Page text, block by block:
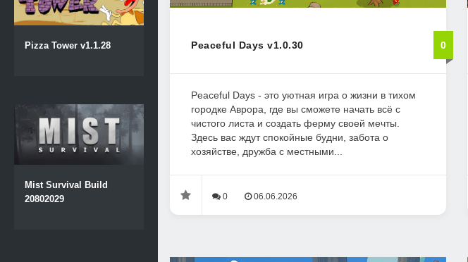
Pizza Tower v1.1.28
Mist Survival Build
20802029
Peaceful Days v1.0.30 0
Peaceful Days - это уютная игра о жизни в тихом
городке Аврора, где вы сможете начать всё с
чистого листа и создать ферму своей мечты.
Здесь вас ждут спокойные будни, забота о
хозяйстве, дружба с местными...
0 06.06.2026